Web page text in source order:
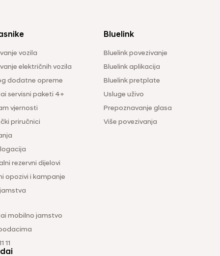
vozila
električnih vozila
dodatne opreme
servisni paketi 4+
vjernosti
priručnici
rezervni dijelovi
opozivi i kampanje
mobilno jamstvo
11
Bluelink
Bluelink povezivanje
Bluelink aplikacija
Bluelink pretplate
Usluge uživo
Prepoznavanje glasa
Više povezivanja